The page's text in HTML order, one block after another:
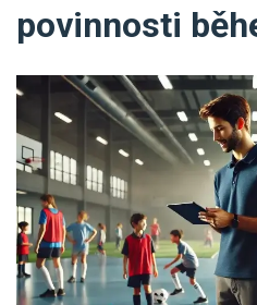
Online
Online
Účetní a
Ceník a
One
Všechny
Pro uživatele
Poptávka
Ceník
Pro koho
Pro firmy
Pro
Pro spolky
povinnosti